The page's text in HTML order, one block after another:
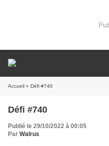
Accueil » Défi #740
Défi #740
Publié le 29/10/2022 à 00:05
Par Walrus